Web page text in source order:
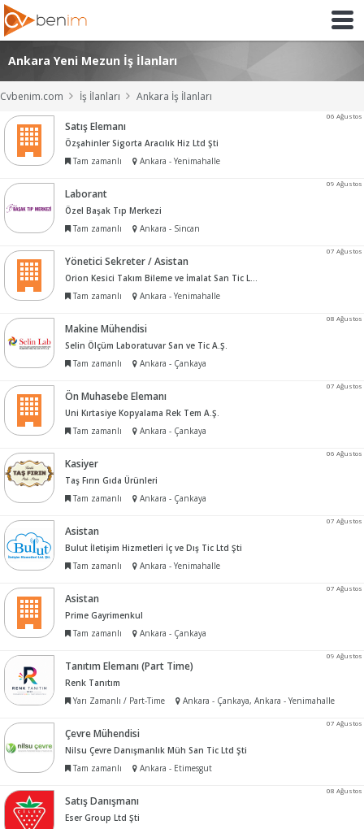
Ankara Yeni Mezun İş İlanları
Cvbenim.com İş İlanları Ankara İş İlanları
06 Ağustos
Satış Elemanı
Özşahinler Sigorta Aracılık Hiz Ltd Şti
Tam zamanlı
Ankara - Yenimahalle
09 Ağustos
Laborant
Özel Başak Tıp Merkezi
Tam zamanlı
Ankara - Sincan
07 Ağustos
Yönetici Sekreter / Asistan
Orion Kesici Takım Bileme ve İmalat San Tic Ltd Şti
Tam zamanlı
Ankara - Yenimahalle
08 Ağustos
Makine Mühendisi
Selin Ölçüm Laboratuvar San ve Tic A.Ş.
Tam zamanlı
Ankara - Çankaya
07 Ağustos
Ön Muhasebe Elemanı
Uni Kırtasiye Kopyalama Rek Tem A.Ş.
Tam zamanlı
Ankara - Çankaya
06 Ağustos
Kasiyer
Taş Fırın Gıda Ürünleri
Tam zamanlı
Ankara - Çankaya
07 Ağustos
Asistan
Bulut İletişim Hizmetleri İç ve Dış Tic Ltd Şti
Tam zamanlı
Ankara - Yenimahalle
07 Ağustos
Asistan
Prime Gayrimenkul
Tam zamanlı
Ankara - Çankaya
09 Ağustos
Tanıtım Elemanı (Part Time)
Renk Tanıtım
Yarı Zamanlı / Part-Time
Ankara - Çankaya, Ankara - Yenimahalle
07 Ağustos
Çevre Mühendisi
Nilsu Çevre Danışmanlık Müh San Tic Ltd Şti
Tam zamanlı
Ankara - Etimesgut
08 Ağustos
Satış Danışmanı
Eser Group Ltd Şti